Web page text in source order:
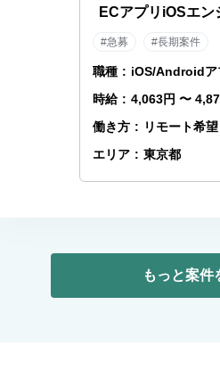
ECアプリiOSエン
#急募 #長期案件
職種 : iOS/Androidア
時給 : 4,063円 〜
働き方 : リモート希望
エリア : 東京都
もっと案件